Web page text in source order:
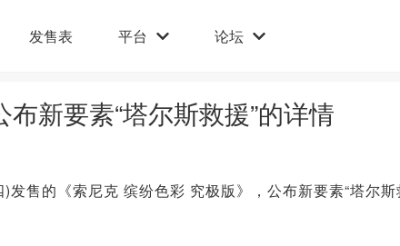
发售表 平台 论坛
新要素“塔尔斯救援”的详情
售的《索尼克 缤纷色彩 究极版》，公布新要素“塔尔斯